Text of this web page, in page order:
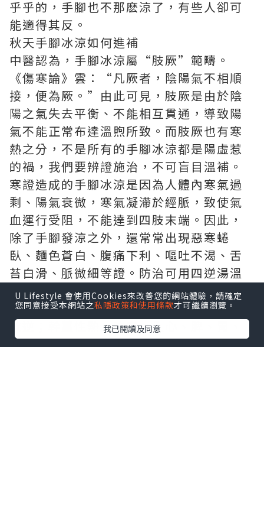
乎乎的，手腳也不那麽涼了，有些人卻可
能適得其反。
秋天手腳冰涼如何進補
中醫認為，手腳冰涼屬“肢厥”範疇。
《傷寒論》雲：“凡厥者，陰陽氣不相順
接，便為厥。”由此可見，肢厥是由於陰
陽之氣失去平衡、不能相互貫通，導致陽
氣不能正常布達溫煦所致。而肢厥也有寒
熱之分，不是所有的手腳冰涼都是陽虛惹
的禍，我們要辨證施治，不可盲目溫補。
寒證造成的手腳冰涼是因為人體內寒氣過
剩、陽氣衰微，寒氣凝滯於經脈，致使氣
血運行受阻，不能達到四肢末端。因此，
除了手腳發涼之外，還常常出現惡寒蜷
臥、麵色蒼白、腹痛下利、嘔吐不渴、舌
苔白滑、脈微細等證。防治可用四逆湯溫
中散寒。方中生附子是大熱之品，其性走
而不守，能通行十二經，溫壯元陽，回陽
救逆；幹薑性熱、味辛，入心、脾、胃、
肺經，其性守而不走，溫中散寒，助陽通
U Lifestyle 會使用Cookies來改善您的網站體驗，請確定
您同意接受本網站之私隱政策和使用條款才可繼續瀏覽。
我已閱讀及同意